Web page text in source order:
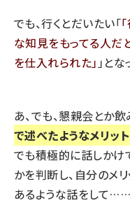
でも、行くとだいたい「
な知見をもってる人だ
を仕入れられた 」と
あ、でも、懇親会とか飲
で述べたようなメリッ
でも積極的に話しかけ
かを判断し、自分のメ
あるような話をして……